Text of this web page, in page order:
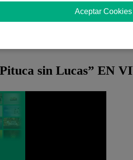
decide confesarse con Goyo y
sin Lucas” EN
Aceptar Cookies